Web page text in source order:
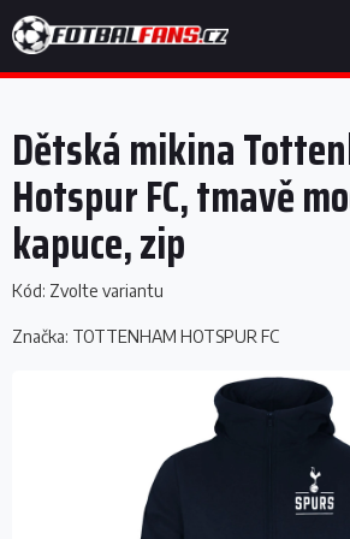
na
obsah
Dětská mikina
Hotspur FC, tmavě
kapuce, zip
Kód: Zvolte variantu
Značka: TOTTENHAM HOTSPUR FC